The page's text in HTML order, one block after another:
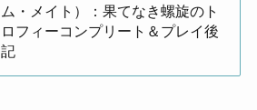
ム・メイト）：果てなき螺旋のト
ロフィーコンプリート＆プレイ後
記